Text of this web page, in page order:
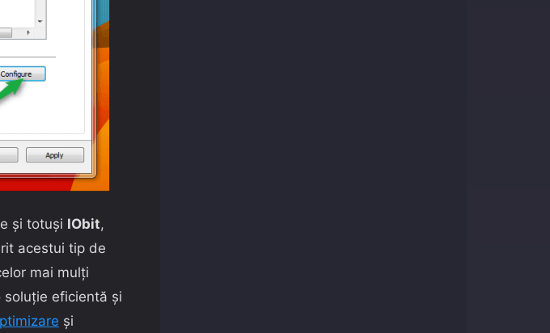
şi totuşi IObit,
acestui tip de
mai mulţi
eficientă şi
şi